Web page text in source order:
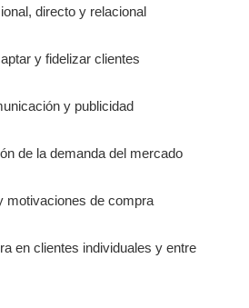
directo y relacional
y fidelizar clientes
y publicidad
de la demanda del mercado
motivaciones de compra
en clientes individuales y entre